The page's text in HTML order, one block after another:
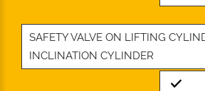
SAFETY VALVE ON LIFTING
INCLINATION CYLINDER
Standard